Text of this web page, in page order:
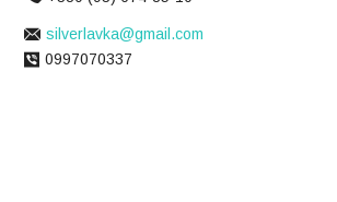
silverlavka@gmail.com
0997070337